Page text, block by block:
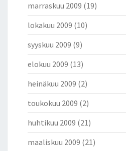
marraskuu 2009 (19)
lokakuu 2009 (10)
syyskuu 2009 (9)
elokuu 2009 (13)
heinäkuu 2009 (2)
toukokuu 2009 (2)
huhtikuu 2009 (21)
maaliskuu 2009 (21)